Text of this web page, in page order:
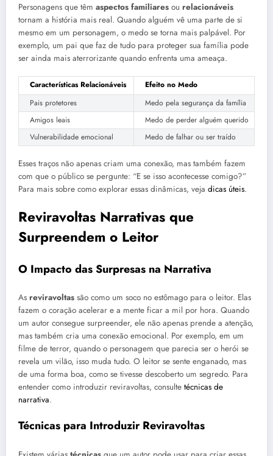
Personagens que têm aspectos familiares ou relacionáveis
tornam a história mais real. Quando alguém vê uma parte de si
mesmo em um personagem, o medo se torna mais palpável. Por
exemplo, um pai que faz de tudo para proteger sua família pode
ser ainda mais aterrorizante quando enfrenta uma ameaça.
Características Relacionáveis
Efeito no Medo
Pais protetores
Medo pela segurança da família
Amigos leais
Medo de perder alguém querido
Vulnerabilidade emocional
Medo de falhar ou ser traído
Esses traços não apenas criam uma conexão, mas também fazem
com que o público se pergunte: “E se isso acontecesse comigo?”
Para mais sobre como explorar essas dinâmicas, veja dicas úteis.
Reviravoltas Narrativas que
Surpreendem o Leitor
O Impacto das Surpresas na Narrativa
As reviravoltas são como um soco no estômago para o leitor. Elas
fazem o coração acelerar e a mente ficar a mil por hora. Quando
um autor consegue surpreender, ele não apenas prende a atenção,
mas também cria uma conexão emocional. Por exemplo, em um
filme de terror, quando o personagem que parecia ser o herói se
revela um vilão, isso muda tudo. O leitor se sente enganado, mas
de uma forma boa, como se tivesse descoberto um segredo. Para
entender como introduzir reviravoltas, consulte técnicas de
narrativa.
Técnicas para Introduzir Reviravoltas